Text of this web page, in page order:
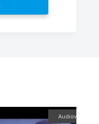
Fotografía